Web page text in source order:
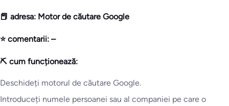
📕 adresa: Motor de căutare Google
⭐ comentarii: –
⛏️ cum funcționează:
Deschideți motorul de căutare Google.
Introduceți numele persoanei sau al companiei pe care o